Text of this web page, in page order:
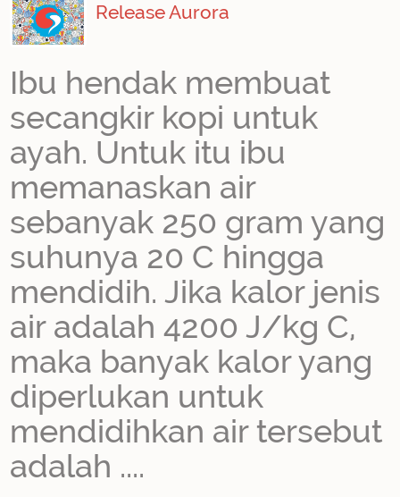
Release Aurora
Ibu hendak membuat
secangkir kopi untuk
ayah. Untuk itu ibu
memanaskan air
sebanyak 250 gram yang
suhunya 20 C hingga
mendidih. Jika kalor jenis
air adalah 4200 J/kg C,
maka banyak kalor yang
diperlukan untuk
mendidihkan air tersebut
adalah ....